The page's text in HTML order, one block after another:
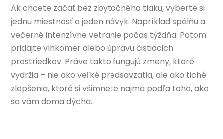
Ak chcete začať bez zbytočného tlaku, vyberte si
jednu miestnosť a jeden návyk. Napríklad spálňu a
večerné intenzívne vetranie počas týždňa. Potom
pridajte vlhkomer alebo úpravu čistiacich
prostriedkov. Práve takto fungujú zmeny, ktoré
vydržia – nie ako veľké predsavzatia, ale ako tiché
zlepšenia, ktoré si všimnete najmä podľa toho, ako
sa vám doma dýcha.